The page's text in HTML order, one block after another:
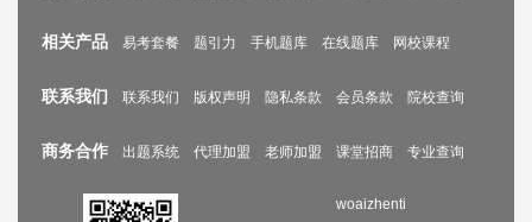
相关产品 易考套餐 题引力 手机题库 在线题库 网校课程
联系我们 联系我们 版权声明 隐私条款 会员条款 院校查询
商务合作 出题系统 代理加盟 老师加盟 课堂招商 专业查询
woaizhenti